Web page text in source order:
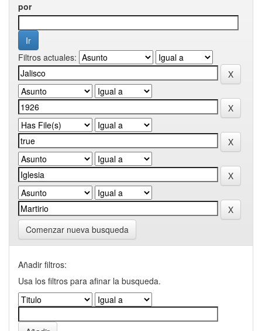
por
Filtros actuales:
Comenzar nueva busqueda
Añadir filtros:
Usa los filtros para afinar la busqueda.